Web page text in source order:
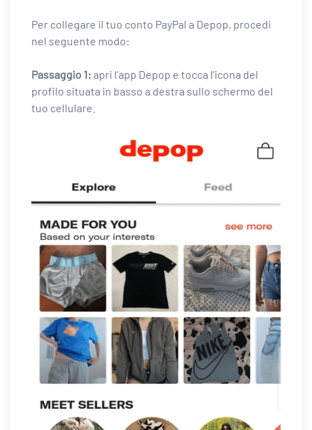
Per collegare il tuo conto PayPal a Depop, procedi
nel seguente modo:
Passaggio 1:apri l’app Depop e tocca l’icona del
profilo situata in basso a destra sullo schermo del
tuo cellulare.